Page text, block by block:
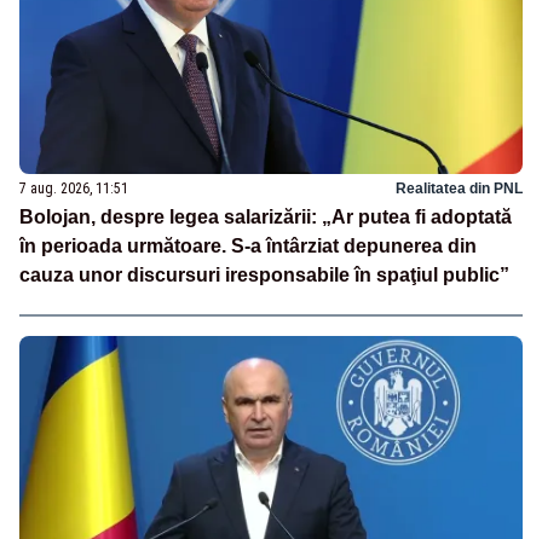
7 aug. 2026, 11:51 Realitatea din PNL
Bolojan, despre legea salarizării: „Ar putea fi adoptată
în perioada următoare. S-a întârziat depunerea din
cauza unor discursuri iresponsabile în spaţiul public”